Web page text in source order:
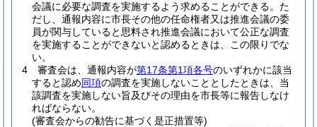
会議に必要な調査を実施するよう求めることができる。 た
だし、通報内容に市長その他の任命権者又は推進会議の委
員が関与していると思料され推進会議において公正な調査
を実施することができないと認めるときは、この限りでな
い。
4
審査会は、通報内容が第17条第1項各号のいずれかに該当
すると認め同項の調査を実施しないこととしたときは、当
該調査を実施しない旨及びその理由を市長等に報告しなけ
ればならない。
(審査会からの勧告に基づく是正措置等)